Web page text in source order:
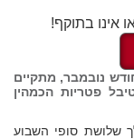
אינו בתוקף!
נובמבר, מתקיים
פטריות הכמהין
שלושת סופי השבוע